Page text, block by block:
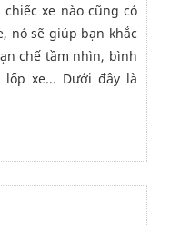
xe nào cũng có
nó sẽ giúp bạn khắc
chế tầm nhìn, bình
xe... Dưới đây là